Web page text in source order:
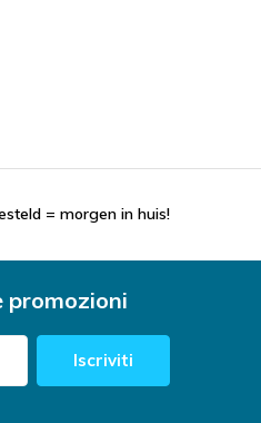
= morgen in huis!
promozioni
Iscriviti